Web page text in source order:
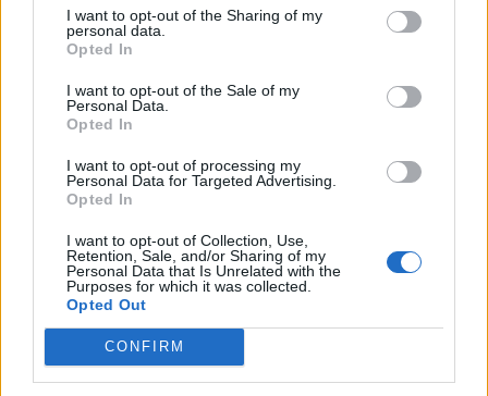
I want to opt-out of the Sharing of my
personal data.
Opted In
I want to opt-out of the Sale of my
Personal Data.
Opted In
I want to opt-out of processing my
Personal Data for Targeted Advertising.
Opted In
I want to opt-out of Collection, Use,
Retention, Sale, and/or Sharing of my
Personal Data that Is Unrelated with the
Purposes for which it was collected.
Opted Out
CONFIRM
szakértőkkel...
KEDVES OLVASÓNK!
A keresett cikk a portfolio.hu hírarchívumához
regisztrációhoz kötött.
Portfolio.hu teljes cikkarchívum
Kötéslisták: BÉT elmúlt 2 év napon belüli
kötéslistái